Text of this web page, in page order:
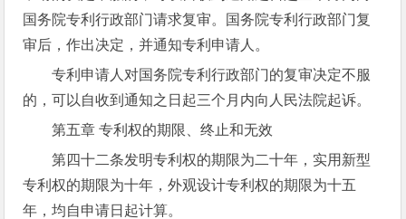
国务院专利行政部门请求复审。国务院专利行政部门复
审后，作出决定，并通知专利申请人。
专利申请人对国务院专利行政部门的复审决定不服
的，可以自收到通知之日起三个月内向人民法院起诉。
第五章 专利权的期限、终止和无效
第四十二条发明专利权的期限为二十年，实用新型
专利权的期限为十年，外观设计专利权的期限为十五
年，均自申请日起计算。